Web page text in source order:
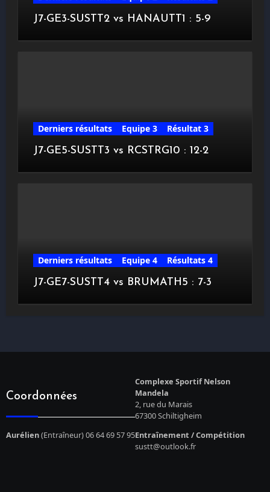
J7-GE3-SUSTT2 vs HANAUTT1 : 5-9
Derniers résultats Equipe 3
Résultat 3
J7-GE5-SUSTT3 vs RCSTRG10 : 12-2
Derniers résultats Equipe 4
Résultats 4
J7-GE7-SUSTT4 vs BRUMATH5 : 7-3
Coordonnées
Complexe Sportif Nelson
Mandela
2, rue du Marais
67300 Schiltigheim
Aurélien(Entraîneur) 06 64 69 57 95Entraînement / Compétition
sustt@outlook.fr